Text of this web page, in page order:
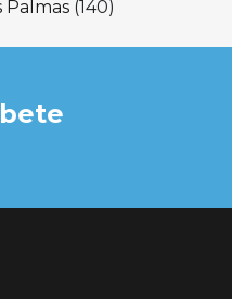
Palmas (140)